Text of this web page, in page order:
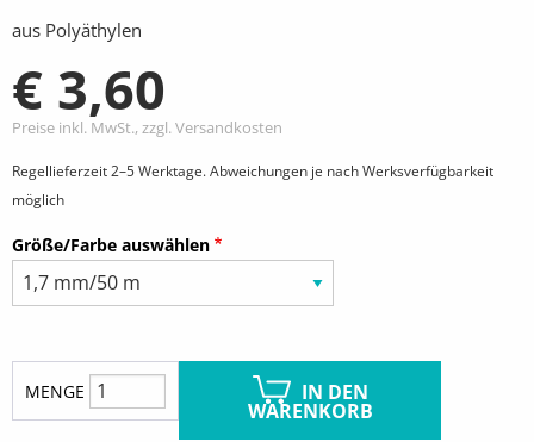
aus Polyäthylen
€ 3,60
Preise inkl. MwSt., zzgl. Versandkosten
Regellieferzeit 2–5 Werktage. Abweichungen je nach Werksverfügbarkeit
möglich
Größe/Farbe auswählen
MENGE IN DEN
WARENKORB